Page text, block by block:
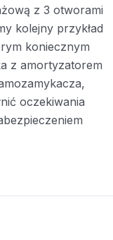
z 3 otworami
kolejny przykład
koniecznym
z amortyzatorem
oczekiwania